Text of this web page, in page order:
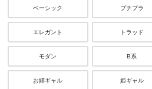
ベーシック プチプラ
エレガント トラッド
モダン B系
お姉ギャル 姫ギャル